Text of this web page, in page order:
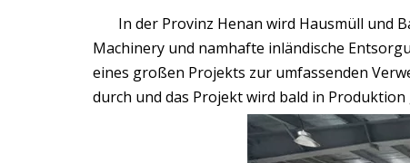
In der Provinz Henan wird Hausmüll und
Machinery und namhafte inländische
eines großen Projekts zur umfassenden
durch und das Projekt wird bald in Produktion